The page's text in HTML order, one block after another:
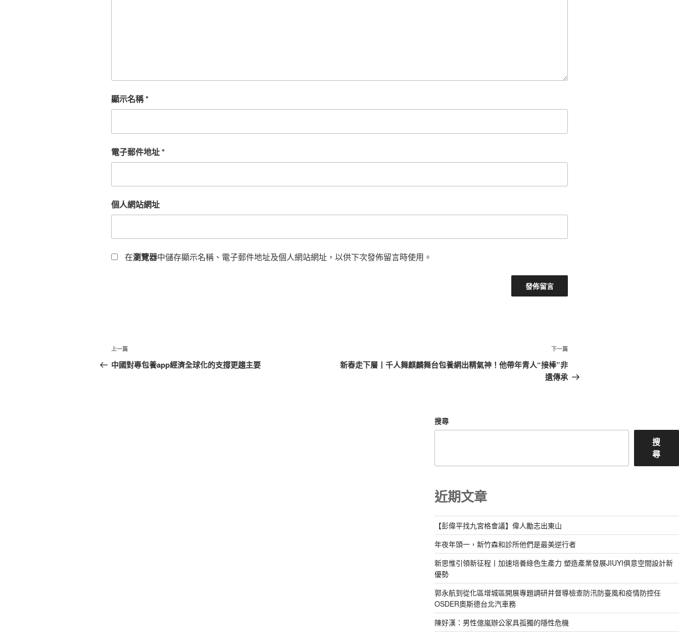
顯示名稱*
電子郵件地址*
個人網站網址
在瀏覽器中儲存顯示名稱、電子郵件地址及個人網站網址，以供下次發佈留言時使用。
文
章
上
一
上一篇
中國對專包養app經濟全球化的支撐更趨主要
下
一
篇
下一篇
新春走下層丨千人舞麒麟舞台包養網出精氣神！他帶年青人“接棒”非
遺傳承
搜尋
搜
尋
近期文章
【彭偉平找九宮格會議】偉人勵志出東山
年夜年頭一，新竹森和診所他們是最美逆行者
新思惟引領新征程丨加速培養綠色生產力 塑造產業發展JIUYI俱意空間設計新
優勢
郭永航到從化區增城區開展專題調研并督導檢查防汛防臺風和疫情防控任
OSDER奧斯德台北汽車務
陳好漢：男性億嵐辦公家具孤獨的隱性危機